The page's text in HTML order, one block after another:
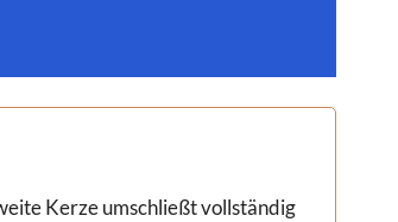
Kerze umschließt vollständig